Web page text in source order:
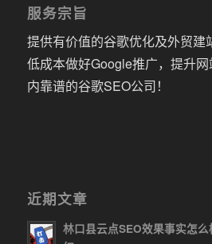
服务宗旨
提供有价值的谷歌优化及外贸建
低成本做好Google推广，提升
内靠谱的谷歌SEO公司！
近期文章
林口县云点SEO效果事实怎